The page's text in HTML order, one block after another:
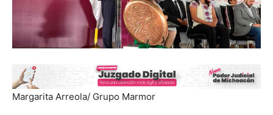
Margarita Arreola/ Grupo Marmor